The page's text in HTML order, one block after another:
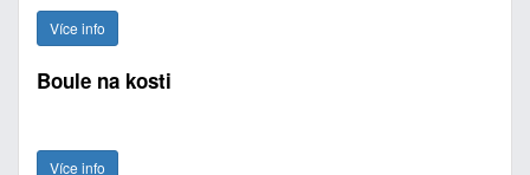
Více info
Boule na kosti
Více info